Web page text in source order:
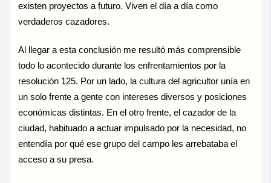
existen proyectos a futuro. Viven el día a día como
verdaderos cazadores.
Al llegar a esta conclusión me resultó más comprensible
todo lo acontecido durante los enfrentamientos por la
resolución 125. Por un lado, la cultura del agricultor unía en
un solo frente a gente con intereses diversos y posiciones
económicas distintas. En el otro frente, el cazador de la
ciudad, habituado a actuar impulsado por la necesidad, no
entendía por qué ese grupo del campo les arrebataba el
acceso a su presa.